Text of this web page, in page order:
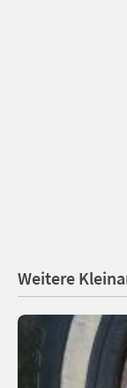
Weitere